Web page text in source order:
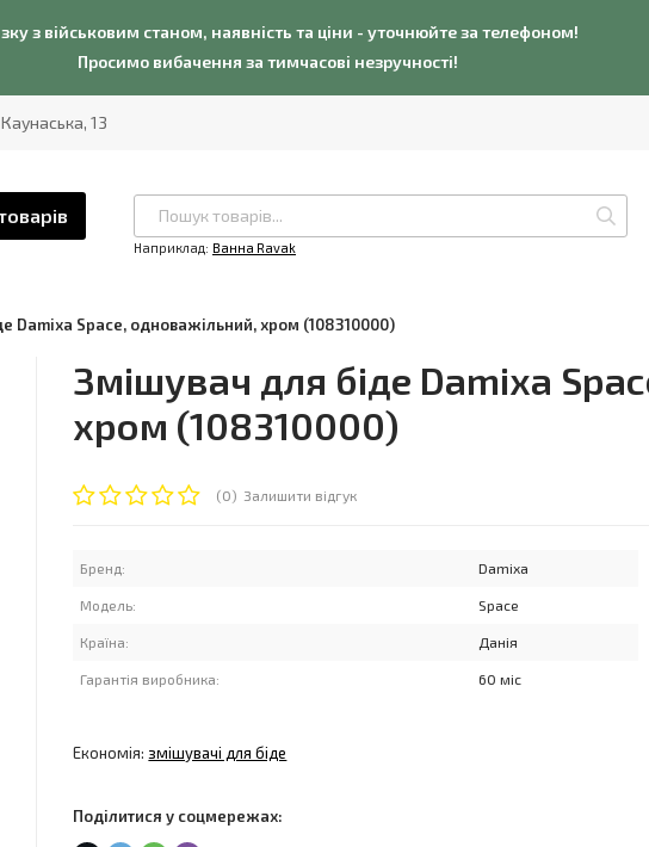
з військовим станом, наявність та ціни - уточнюйте за телефоном!
Просимо вибачення за тимчасові незручності!
13
Наприклад: Ванна Ravak
Damixa Space, одноважільний, хром (108310000)
Змішувач для біде Damixa
хром (108310000)
(0) Залишити відгук
Бренд: Damixa
Модель: Space
Країна: Данія
Гарантія виробника: 60 міс
Економія: змішувачі для біде
Поділитися у соцмережах: